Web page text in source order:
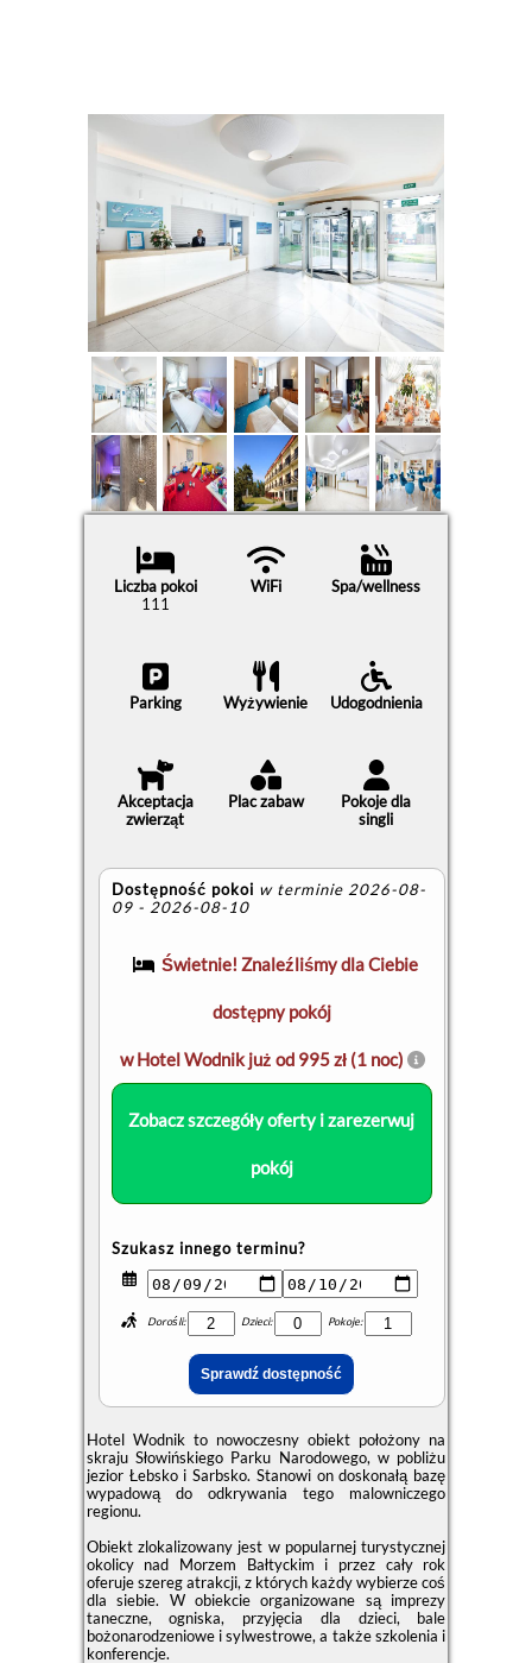
Liczba pokoi
111
WiFi Spa/wellness
Parking Wyżywienie Udogodnienia
Akceptacja
zwierząt
Plac zabaw
Pokoje dla
singli
Dostępność pokoi w terminie 2026-08-
09 - 2026-08-10
Świetnie! Znaleźliśmy dla Ciebie
dostępny pokój
w Hotel Wodnik już od 995 zł (1 noc)
Zobacz szczegóły oferty i zarezerwuj
pokój
Szukasz innego terminu?
Dorośli: Dzieci: Pokoje:
Hotel Wodnik to nowoczesny obiekt położony na
skraju Słowińskiego Parku Narodowego, w pobliżu
jezior Łebsko i Sarbsko. Stanowi on doskonałą bazę
wypadową do odkrywania tego malowniczego
regionu.
Obiekt zlokalizowany jest w popularnej turystycznej
okolicy nad Morzem Bałtyckim i przez cały rok
oferuje szereg atrakcji, z których każdy wybierze coś
dla siebie. W obiekcie organizowane są imprezy
taneczne, ogniska, przyjęcia dla dzieci, bale
bożonarodzeniowe i sylwestrowe, a także szkolenia i
konferencje.